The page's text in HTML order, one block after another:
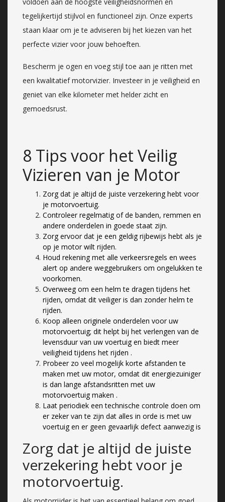
tegelijkertijd stijlvol en functioneel zijn. Onze experts
staan klaar om je te adviseren bij het kiezen van het
perfecte vizier voor jouw behoeften.
Bescherm je ogen en voeg stijl toe aan je ritten met
een kwalitatief motorvizier. Investeer in je veiligheid en
geniet van elke kilometer met helder zicht en
gemoedsrust.
8 Tips voor het Veilig
Vizieren van je Motor
Zorg dat je altijd de juiste verzekering hebt voor
je motorvoertuig.
Controleer regelmatig of de banden, remmen en
andere onderdelen in goede staat zijn.
Zorg ervoor dat je een geldig rijbewijs hebt als je
op je motor wilt rijden.
Houd rekening met alle verkeersregels en wees
alert op andere weggebruikers om ongelukken te
voorkomen.
Overweeg om een helm te dragen tijdens het
rijden, omdat dit veiliger is dan zonder helm te
rijden.
Koop alleen originele onderdelen voor uw
motorvoertuig; dit helpt bij het verlengen van de
levensduur van uw voertuig en biedt meer
veiligheid tijdens het rijden .
Probeer zo veel mogelijk korte afstanden te
maken met uw motor, omdat dit energiezuiniger
is dan lange afstandsritten met uw
motorvoertuig maken .
Laat periodiek een technische controle doen om
er zeker van te zijn dat alles in orde is met uw
voertuig en er geen gevaarlijk defect aanwezig is
Zorg dat je altijd de juiste
verzekering hebt voor je
motorvoertuig.